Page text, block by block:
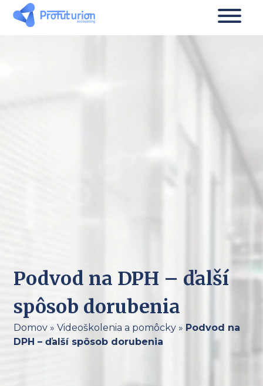
Podvod na DPH – ďalší
spôsob dorubenia
Domov» Videoškolenia a pomôcky» Podvod na
DPH – ďalší spôsob dorubenia